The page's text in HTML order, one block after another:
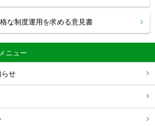
らせ
な制度運用を求める意見書